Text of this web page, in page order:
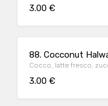
3.00 €
88. Cocconut
Cocco, latte fresco,
3.00 €